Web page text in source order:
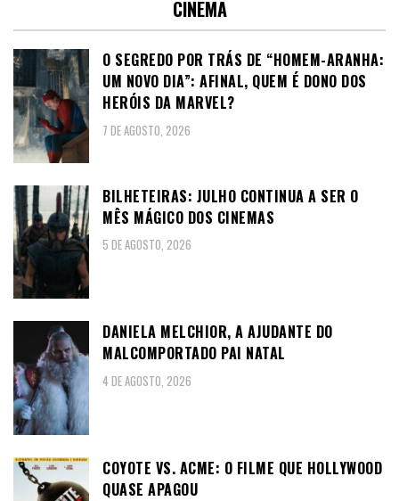
CINEMA
O SEGREDO POR TRÁS DE “HOMEM-ARANHA:
UM NOVO DIA”: AFINAL, QUEM É DONO DOS
HERÓIS DA MARVEL?
7 DE AGOSTO, 2026
BILHETEIRAS: JULHO CONTINUA A SER O
MÊS MÁGICO DOS CINEMAS
5 DE AGOSTO, 2026
DANIELA MELCHIOR, A AJUDANTE DO
MALCOMPORTADO PAI NATAL
4 DE AGOSTO, 2026
COYOTE VS. ACME: O FILME QUE HOLLYWOOD
QUASE APAGOU